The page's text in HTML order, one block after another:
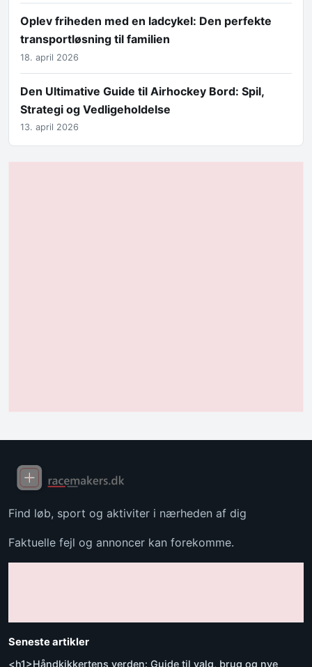
Oplev friheden med en ladcykel: Den perfekte
transportløsning til familien
18. april 2026
Den Ultimative Guide til Airhockey Bord: Spil,
Strategi og Vedligeholdelse
13. april 2026
Find løb, sport og aktiviter i nærheden af dig
Faktuelle fejl og annoncer kan forekomme.
Seneste artikler
<h1>Håndkikkertens verden: Guide til valg, brug og nye